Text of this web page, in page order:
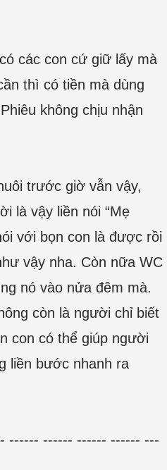
các con cứ giữ lấy mà
thì có tiền mà dùng
không chịu nhận
trước giờ vẫn vậy,
là vậy liền nói “Mẹ
với bọn con là được rồi
vậy nha. Còn nữa WC
nó vào nửa đêm mà.
còn là người chỉ biết
con có thể giúp người
liền bước nhanh ra
------ ------ ------ ------ ---